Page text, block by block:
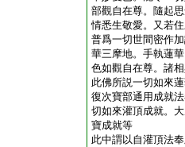
部觀自在尊。隨起
情悉生敬愛。又若
普爲一切世間密作
華三摩地。手執蓮
色如觀自在尊。諸
此佛所説一切如來
復次寶部通用成就
切如來灌頂成就。
寶成就等
此中謂以自灌頂法